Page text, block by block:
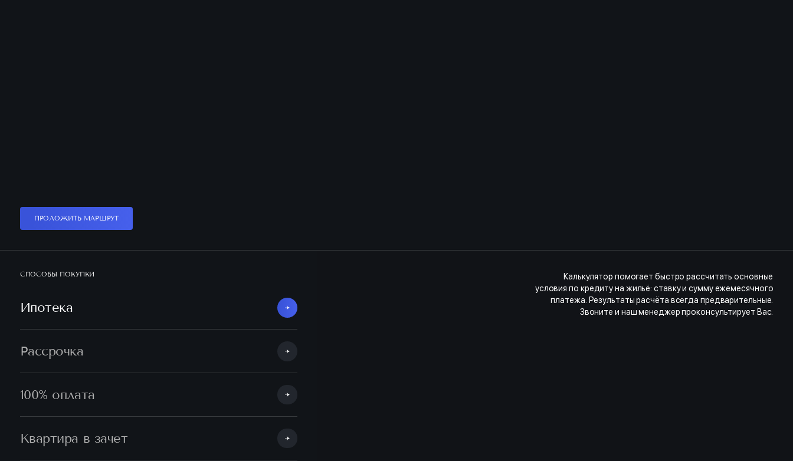
ПРОЛОЖИТЬ МАРШРУТ
СПОСОБЫ ПОКУПКИ
Ипотека
Рассрочка
100% оплата
Квартира в зачет
Калькулятор помогает быстро рассчитать основные
условия по кредиту на жильё: ставку и сумму ежемесячного
платежа. Результаты расчёта всегда предварительные.
Звоните и наш менеджер проконсультирует Вас.